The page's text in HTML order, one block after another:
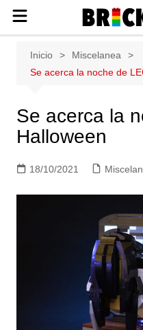
sobre las
Wars, Harry
Inicio
Miscelanea
Se acerca la noche de
Se acerca la
Halloween
18/10/2021